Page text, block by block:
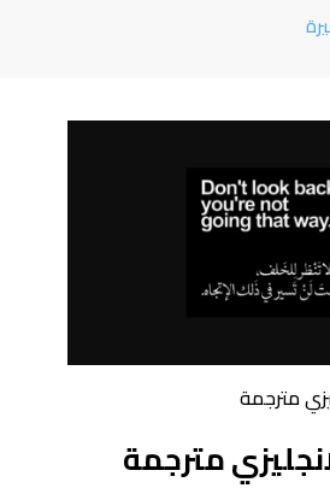
مترجمة
مترجمة